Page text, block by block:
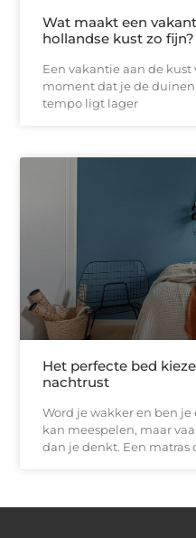
Wat maakt een
hollandse kust zo fijn?
Een vakantie aan de
moment dat je de duinen
tempo ligt lager
Het perfecte bed
nachtrust
Word je wakker en ben
kan meespelen, maar
dan je denkt. Een matras